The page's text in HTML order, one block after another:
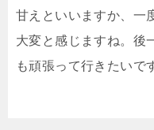
甘えといいますか、一
大変と感じますね。後
も頑張って行きたいで